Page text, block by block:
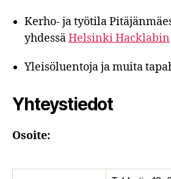
Kerho- ja työtila
yhdessäHelsinki Hacklabin
Yleisöluentoja ja muita
Yhteystiedot
Osoite: